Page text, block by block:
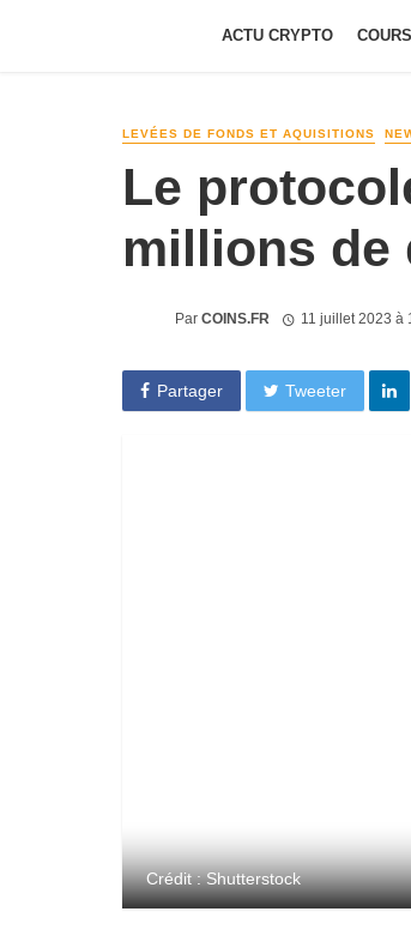
ACTU CRYPTO
LEVÉES DE FONDS ET AQUISITIONS
Le
millions de
Par COINS.FR 11 juillet 2023 à
Partager Tweeter
Crédit : Shutterstock